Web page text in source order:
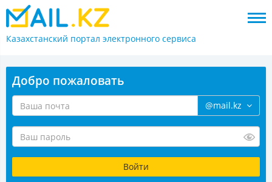
Казахстанский портал электронного сервиса
Добро пожаловать
@mail.kz